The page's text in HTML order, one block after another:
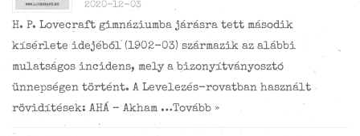
2020-12-03
H. P. Lovecraft gimnáziumba járásra tett második
kísérlete idejéből (1902-03) származik az alábbi
mulatságos incidens, mely a bizonyítványosztó
ünnepségen történt. A Levelezés-rovatban használt
rövidítések: AHÁ – Akham …Tovább »